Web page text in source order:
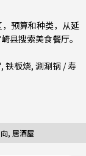
，预算和种类，从延
县搜索美食餐厅。
, 铁板烧, 涮涮锅 / 寿
, 居酒屋